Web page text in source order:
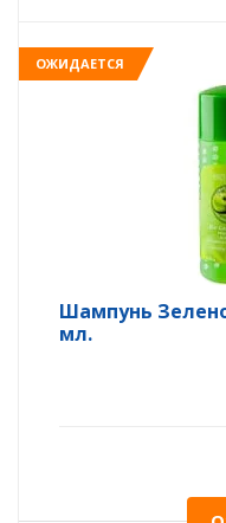
ОЖИДАЕТСЯ
Шампунь
мл.